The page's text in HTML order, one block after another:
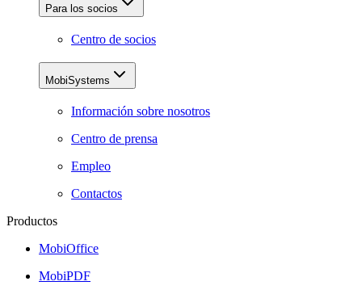
Para los socios
Centro de socios
MobiSystems
Información sobre nosotros
Centro de prensa
Empleo
Contactos
Productos
MobiOffice
MobiPDF